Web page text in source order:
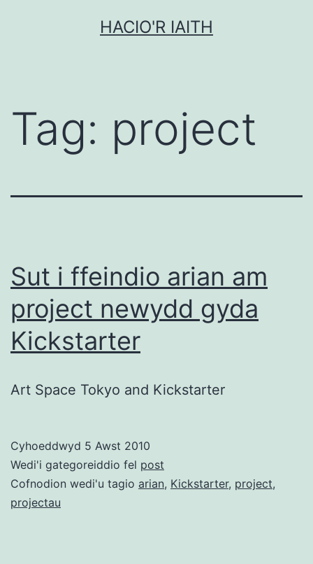
HACIO'R IAITH
Tag: project
Sut i ffeindio arian am
project newydd gyda
Kickstarter
Art Space Tokyo and Kickstarter
Cyhoeddwyd 5 Awst 2010
Wedi'i gategoreiddio fel post
Cofnodion wedi'u tagio arian, Kickstarter, project,
projectau